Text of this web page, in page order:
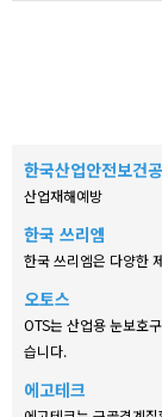
한국산업안전보건
산업재해예방
한국 쓰리엠
한국 쓰리엠은 다양한
오토스
OTS는 산업용 눈보호
습니다.
에고테크